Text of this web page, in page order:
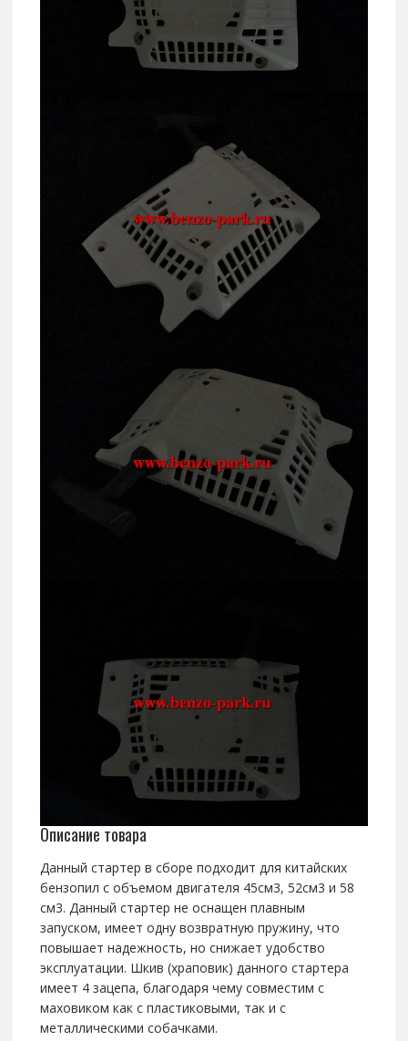
Описание товара
Данный стартер в сборе подходит для китайских
бензопил с объемом двигателя 45см3, 52см3 и 58
см3. Данный стартер не оснащен плавным
запуском, имеет одну возвратную пружину, что
повышает надежность, но снижает удобство
эксплуатации. Шкив (храповик) данного стартера
имеет 4 зацепа, благодаря чему совместим с
маховиком как с пластиковыми, так и с
металлическими собачками.